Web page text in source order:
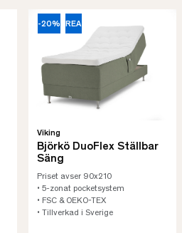
-20% REA
Viking
Björkö DuoFlex Ställbar
Säng
Priset avser 90x210
• 5-zonat pocketsystem
• FSC & OEKO-TEX
• Tillverkad i Sverige